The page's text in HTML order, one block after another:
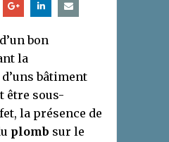
bon
la
bâtiment
être sous-
la présence de
plomb sur le